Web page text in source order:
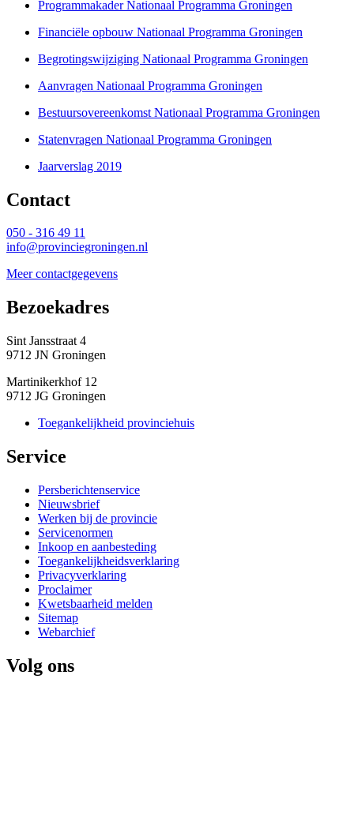
Programmakader Nationaal Programma Groningen
Financiële opbouw Nationaal Programma Groningen
Begrotingswijziging Nationaal Programma Groningen
Aanvragen Nationaal Programma Groningen
Bestuursovereenkomst Nationaal Programma Groningen
Statenvragen Nationaal Programma Groningen
Jaarverslag 2019
Contact
050 - 316 49 11
info@provinciegroningen.nl
Meer contactgegevens
Bezoekadres
Sint Jansstraat 4
9712 JN Groningen
Martinikerkhof 12
9712 JG Groningen
Toegankelijkheid provinciehuis
Service
Persberichtenservice
Nieuwsbrief
Werken bij de provincie
Servicenormen
Inkoop en aanbesteding
Toegankelijkheidsverklaring
Privacyverklaring
Proclaimer
Kwetsbaarheid melden
Sitemap
Webarchief
Volg ons